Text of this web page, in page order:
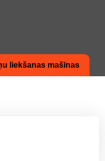
liekšanas mašīnas